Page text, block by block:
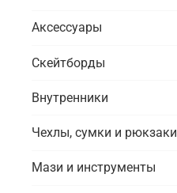
Аксессуары
Скейтборды
Внутренники
Чехлы, сумки и рюкзаки
Мази и инструменты